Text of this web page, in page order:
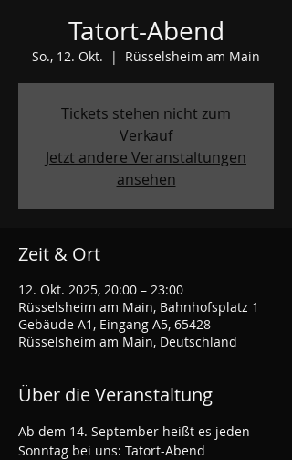
Tatort-Abend
So., 12. Okt.
  |
Rüsselsheim am Main
Tickets stehen nicht zum
Verkauf
Jetzt andere Veranstaltungen
ansehen
Zeit & Ort
12. Okt. 2025, 20:00 – 23:00
Rüsselsheim am Main, Bahnhofsplatz 1
Gebäude A1, Eingang A5, 65428
Rüsselsheim am Main, Deutschland
Über die Veranstaltung
Ab dem 14. September heißt es jeden
Sonntag bei uns: Tatort-Abend